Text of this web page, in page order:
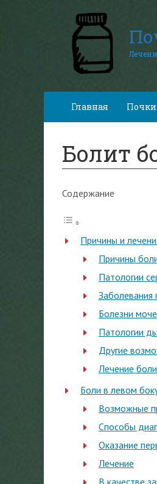
Главная Почки
Болит
Содержание
Причины и
Причины
Патологии
Заболевания
Болезни
Патологии
Другие
Лечение
Боли в левом
Возможные
Способы
Оказание
Лечение
В качестве